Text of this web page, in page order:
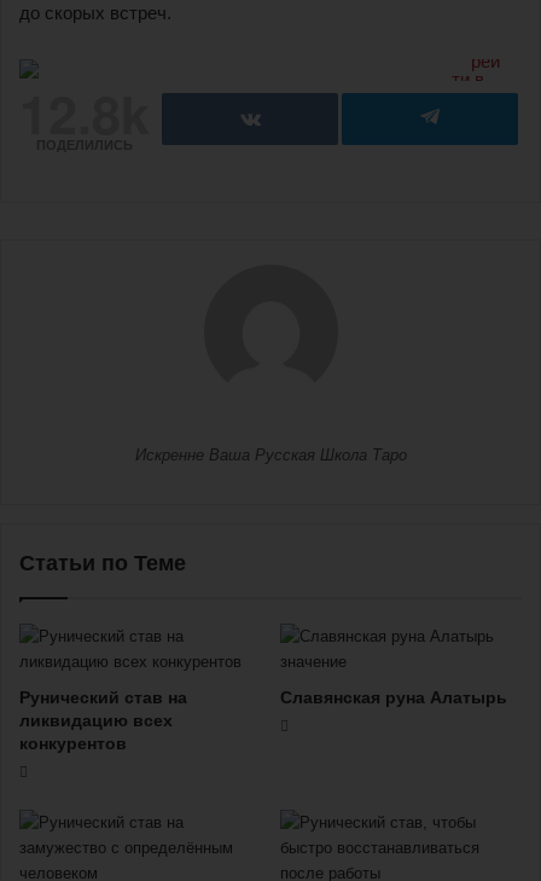
до скорых встреч.
ПОДЕЛИЛИСЬ
Искренне Ваша Русская Школа Таро
Статьи по Теме
Рунический став на
ликвидацию всех
конкурентов
Славянская руна Алатырь